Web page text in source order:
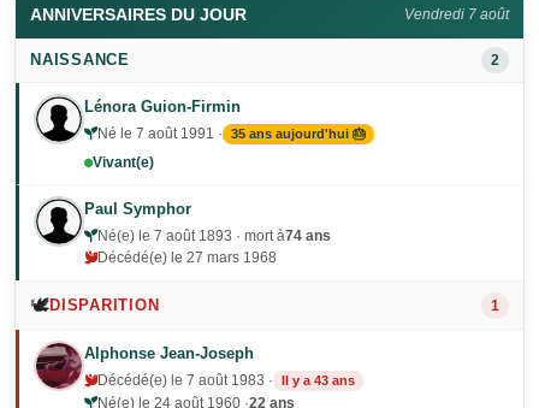
ANNIVERSAIRES DU JOUR Vendredi 7 août
NAISSANCE 2
Lénora Guion-Firmin
Né le 7 août 1991 · 35 ans aujourd'hui 🎂
Vivant(e)
Paul Symphor
Né(e) le 7 août 1893 · mort à74 ans
Décédé(e) le 27 mars 1968
🕊️DISPARITION 1
Alphonse Jean-Joseph
Décédé(e) le 7 août 1983 · Il y a 43 ans
Né(e) le 24 août 1960 ·22 ans